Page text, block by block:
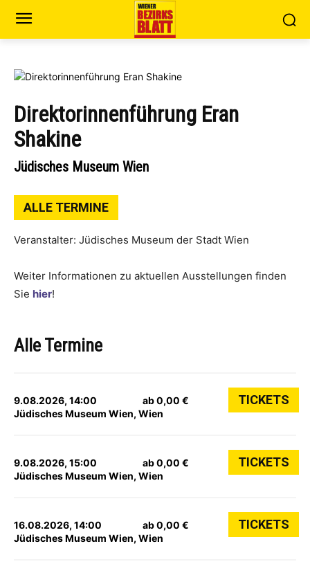
Direktorinnenführung Eran
Shakine
Jüdisches Museum Wien
ALLE TERMINE
Veranstalter: Jüdisches Museum der Stadt Wien
Weiter Informationen zu aktuellen Ausstellungen finden
Sie hier!
Alle Termine
9.08.2026, 14:00
Jüdisches Museum Wien, Wien
ab 0,00 € TICKETS
9.08.2026, 15:00
Jüdisches Museum Wien, Wien
ab 0,00 € TICKETS
16.08.2026, 14:00
Jüdisches Museum Wien, Wien
ab 0,00 € TICKETS